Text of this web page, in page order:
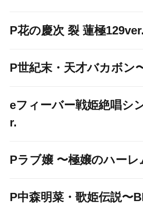
P花の慶次 裂 蓮極129ver.
P世紀末・天才バカボン
eフィーバー戦姫絶唱シ
r.
Pラブ嬢 〜極嬢のハー
P中森明菜・歌姫伝説〜